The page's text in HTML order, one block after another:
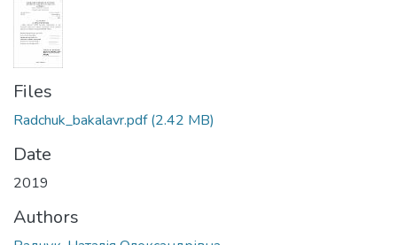
Files
Radchuk_bakalavr.pdf(2.42 MB)
Date
2019
Authors